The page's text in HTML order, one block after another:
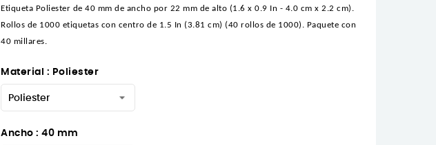
Etiqueta Poliester de 40 mm de ancho por 22 mm de alto (1.6 x 0.9 In - 4.0 cm x 2.2 cm).
Rollos de 1000 etiquetas con centro de 1.5 In (3.81 cm) (40 rollos de 1000). Paquete con
40 millares.
Material : Poliester
Ancho : 40 mm